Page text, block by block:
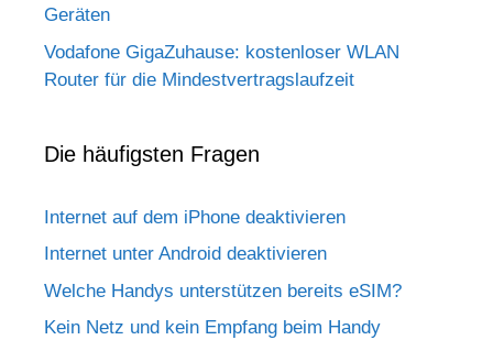
Geräten
Vodafone GigaZuhause: kostenloser WLAN
Router für die Mindestvertragslaufzeit
Die häufigsten Fragen
Internet auf dem iPhone deaktivieren
Internet unter Android deaktivieren
Welche Handys unterstützen bereits eSIM?
Kein Netz und kein Empfang beim Handy